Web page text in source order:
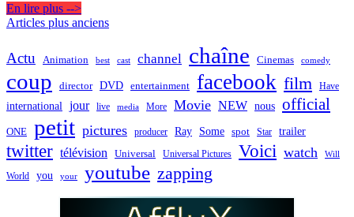
En lire plus -->
Navigation
articles
Articles plus anciens
Actu Animation best cast channel chaîne Cinemas comedy
coup director DVD entertainment facebook film Have
international jour live media More Movie NEW nous official
ONE petit pictures producer Ray Some spot Star trailer
twitter télévision Universal Universal Pictures Voici watch Will
World you your youtube zapping